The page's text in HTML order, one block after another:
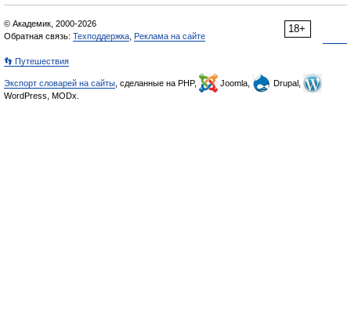
18+
© Академик, 2000-2026
Обратная связь: Техподдержка Реклама на сайте
👣 Путешествия
Экспорт словарей на сайты , сделанные на PHP, Joomla,
Drupal,
WordPress, MODx.